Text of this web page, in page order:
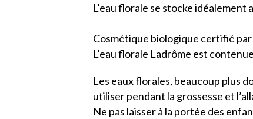
L’eau florale se stocke
Cosmétique biologique certifié
L’eau florale Ladrôme est
Les eaux florales, beaucoup plus
utiliser pendant la grossesse et
Ne pas laisser à la portée des